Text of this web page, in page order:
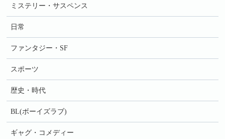
ミステリー・サスペンス
日常
ファンタジー・SF
スポーツ
歴史・時代
BL(ボーイズラブ)
ギャグ・コメディー